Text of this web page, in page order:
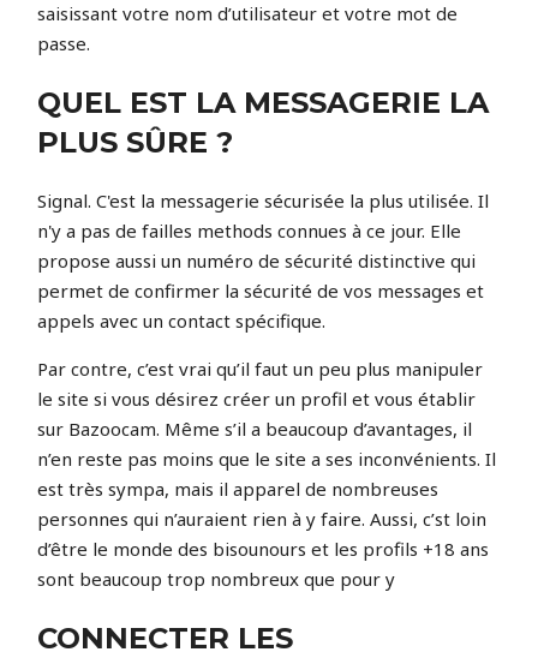
saisissant votre nom d’utilisateur et votre mot de
passe.
QUEL EST LA MESSAGERIE LA
PLUS SÛRE ?
Signal. C'est la messagerie sécurisée la plus utilisée. Il
n'y a pas de failles methods connues à ce jour. Elle
propose aussi un numéro de sécurité distinctive qui
permet de confirmer la sécurité de vos messages et
appels avec un contact spécifique.
Par contre, c’est vrai qu’il faut un peu plus manipuler
le site si vous désirez créer un profil et vous établir
sur Bazoocam. Même s’il a beaucoup d’avantages, il
n’en reste pas moins que le site a ses inconvénients. Il
est très sympa, mais il apparel de nombreuses
personnes qui n’auraient rien à y faire. Aussi, c’st loin
d’être le monde des bisounours et les profils +18 ans
sont beaucoup trop nombreux que pour y
CONNECTER LES